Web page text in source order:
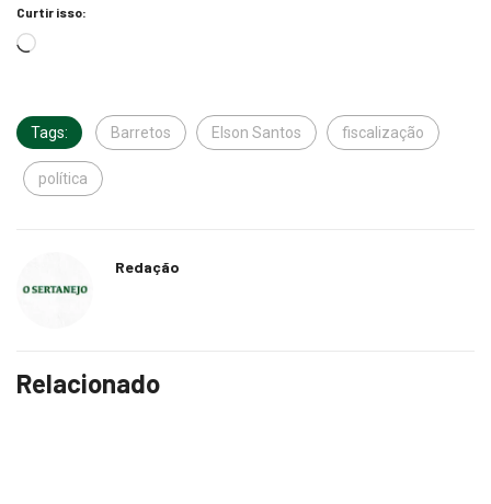
Curtir isso:
Tags: Barretos Elson Santos fiscalização
política
Redação
Relacionado